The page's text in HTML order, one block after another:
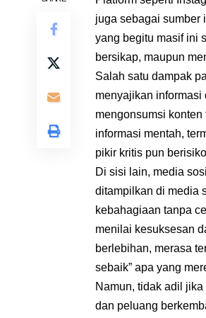
juga sebagai sumber
yang begitu masif ini
bersikap, maupun
Salah satu dampak
menyajikan informasi
mengonsumsi
informasi mentah,
pikir kritis pun
Di sisi lain, media
ditampilkan di media
kebahagiaan tanpa
menilai kesuksesan
berlebihan, merasa
sebaik” apa yang
Namun, tidak adil
dan peluang